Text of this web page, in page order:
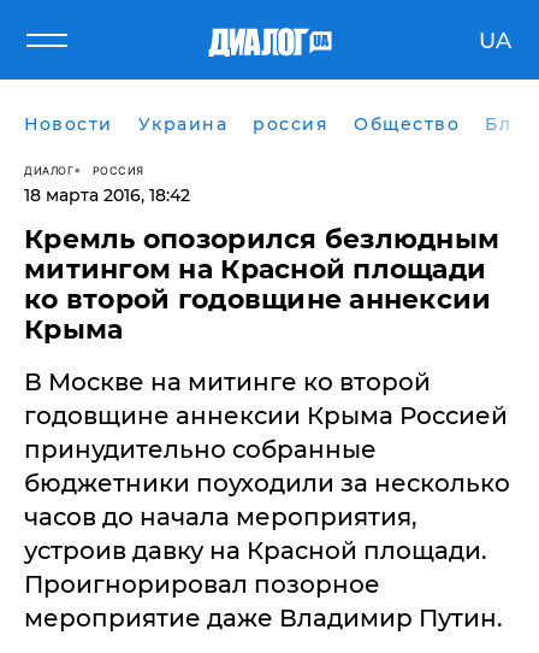
UA
Новости Украина россия Общество
ДИАЛОГ РОССИЯ
18 марта 2016, 18:42
Кремль опозорился безлюдным
митингом на Красной площади
ко второй годовщине аннексии
Крыма
В Москве на митинге ко второй
годовщине аннексии Крыма Россией
принудительно собранные
бюджетники поуходили за несколько
часов до начала мероприятия,
устроив давку на Красной площади.
Проигнорировал позорное
мероприятие даже Владимир Путин.